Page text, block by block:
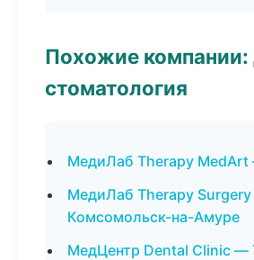
Похожие компании:
стоматология
МедиЛаб Therapy MedArt
МедиЛаб Therapy
Комсомольск-на-Амуре
МедЦентр Dental Clinic —